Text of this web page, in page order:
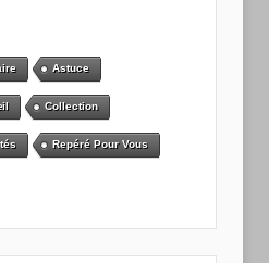
Astuce
Collection
Repéré Pour Vous